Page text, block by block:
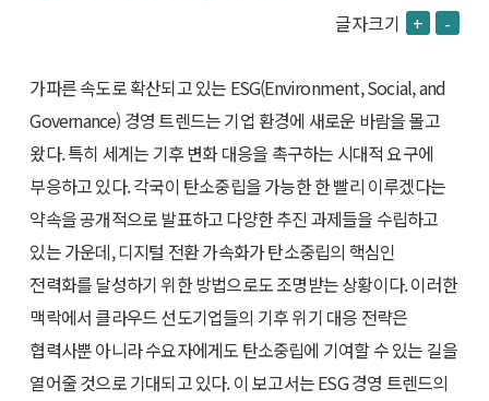
글자크기 + -
가파른 속도로 확산되고 있는 ESG(Environment, Social, and
Governance) 경영 트렌드는 기업 환경에 새로운 바람을 몰고
왔다. 특히 세계는 기후 변화 대응을 촉구하는 시대적 요구에
부응하고 있다. 각국이 탄소중립을 가능한 한 빨리 이루겠다는
약속을 공개적으로 발표하고 다양한 추진 과제들을 수립하고
있는 가운데, 디지털 전환 가속화가 탄소중립의 핵심인
전력화를 달성하기 위한 방법으로도 조명받는 상황이다. 이러한
맥락에서 클라우드 선도기업들의 기후 위기 대응 전략은
협력사뿐 아니라 수요자에게도 탄소중립에 기여할 수 있는 길을
열어줄 것으로 기대되고 있다. 이 보고서는 ESG 경영 트렌드의